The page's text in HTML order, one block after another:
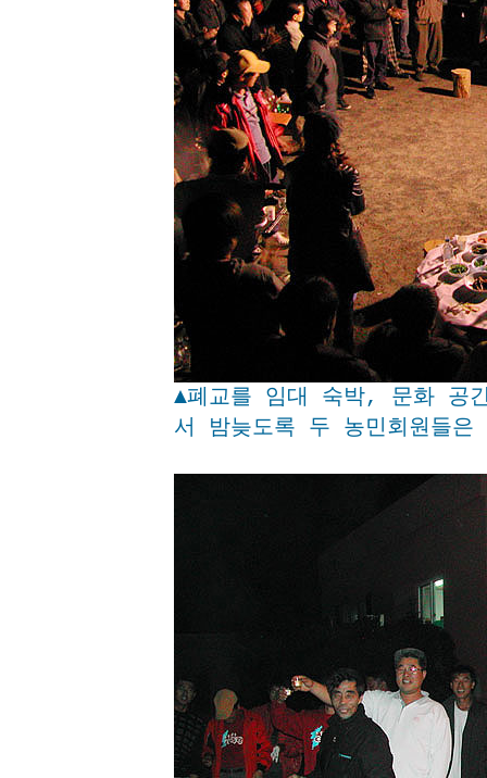
▲폐교를 임대 숙박, 문화 공
서 밤늦도록 두 농민회원들